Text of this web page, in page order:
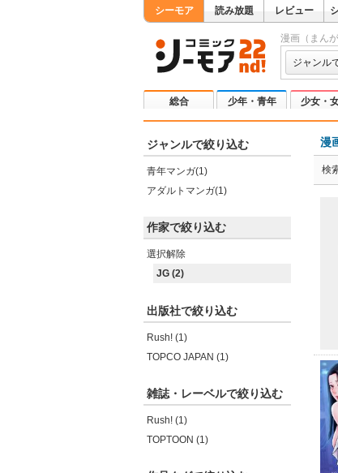
シーモア 読み放題 レビュー
漫画（まん
ジャンル
総合 少年・青年 少女・
ジャンルで絞り込む
青年マンガ(1)
アダルトマンガ(1)
作家で絞り込む
選択解除
JG (2)
出版社で絞り込む
Rush! (1)
TOPCO JAPAN (1)
雑誌・レーベルで絞り込む
Rush! (1)
TOPTOON (1)
漫
検